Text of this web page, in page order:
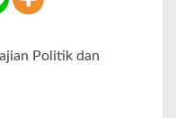
Politik dan